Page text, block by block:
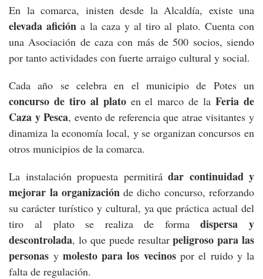
En la comarca, inisten desde la Alcaldía, existe una
elevada aficióna la caza y al tiro al plato. Cuenta con
una Asociación de caza con más de 500 socios, siendo
por tanto actividades con fuerte arraigo cultural y social.
Cada año se celebra en el municipio de Potes un
concurso de tiro al plato en el marco de laFeria de
Caza y Pesca, evento de referencia que atrae visitantes y
dinamiza la economía local, y se organizan concursos en
otros municipios de la comarca.
La instalación propuesta permitirádar continuidad y
mejorar la organizaciónde dicho concurso, reforzando
su carácter turístico y cultural, ya que práctica actual del
tiro al plato se realiza de formadispersa y
descontrolada, lo que puede resultarpeligroso para las
personas y molesto para los vecinospor el ruido y la
falta de regulación.